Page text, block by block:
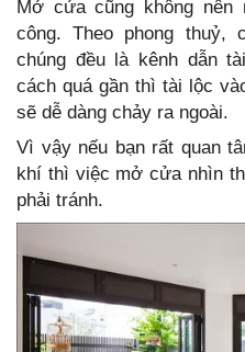
Mở cửa cũng không
công. Theo phong thuỷ,
chúng đều là kênh dẫn
cách quá gần thì tài lộc
sẽ dễ dàng chảy ra ngoài.
Vì vậy nếu bạn rất quan
khí thì việc mở cửa nhìn
phải tránh.